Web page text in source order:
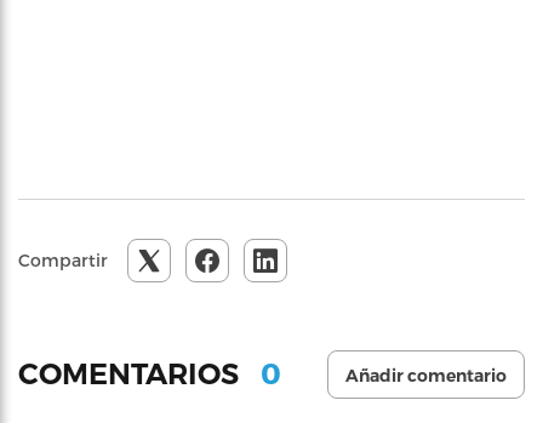
Compartir
COMENTARIOS 0 Añadir comentario